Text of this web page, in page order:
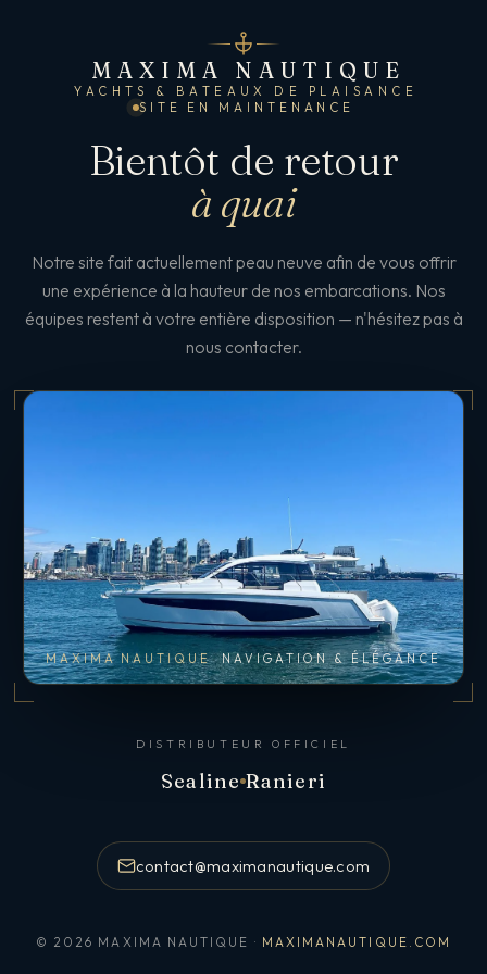
MAXIMA NAUTIQUE
YACHTS & BATEAUX DE PLAISANCE
SITE EN MAINTENANCE
Bientôt de retour
à quai
Notre site fait actuellement peau neuve afin de vous offrir
une expérience à la hauteur de nos embarcations. Nos
équipes restent à votre entière disposition — n'hésitez pas à
nous contacter.
MAXIMA NAUTIQUE NAVIGATION & ÉLÉGANCE
DISTRIBUTEUR OFFICIEL
Sealine Ranieri
contact@maximanautique.com
© 2026 MAXIMA NAUTIQUE · MAXIMANAUTIQUE.COM